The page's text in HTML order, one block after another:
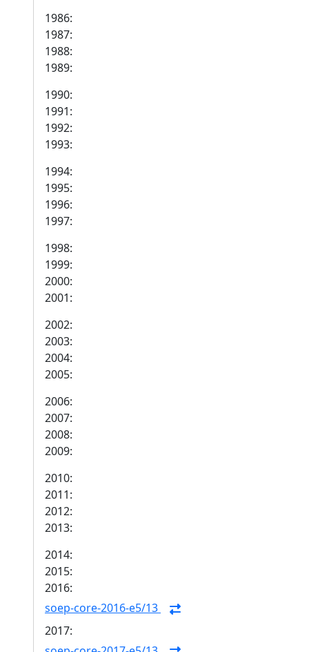
1986:
1987:
1988:
1989:
1990:
1991:
1992:
1993:
1994:
1995:
1996:
1997:
1998:
1999:
2000:
2001:
2002:
2003:
2004:
2005:
2006:
2007:
2008:
2009:
2010:
2011:
2012:
2013:
2014:
2015:
2016:
soep-core-2016-e5/13
2017: